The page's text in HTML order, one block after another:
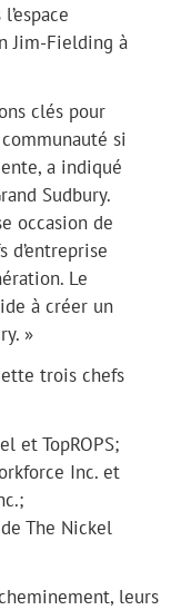
Jim-Fielding à
clés pour
si
a indiqué
Sudbury.
occasion de
d’entreprise
Le
à créer un
»
trois chefs
et TopROPS;
Inc. et
The Nickel
leurs